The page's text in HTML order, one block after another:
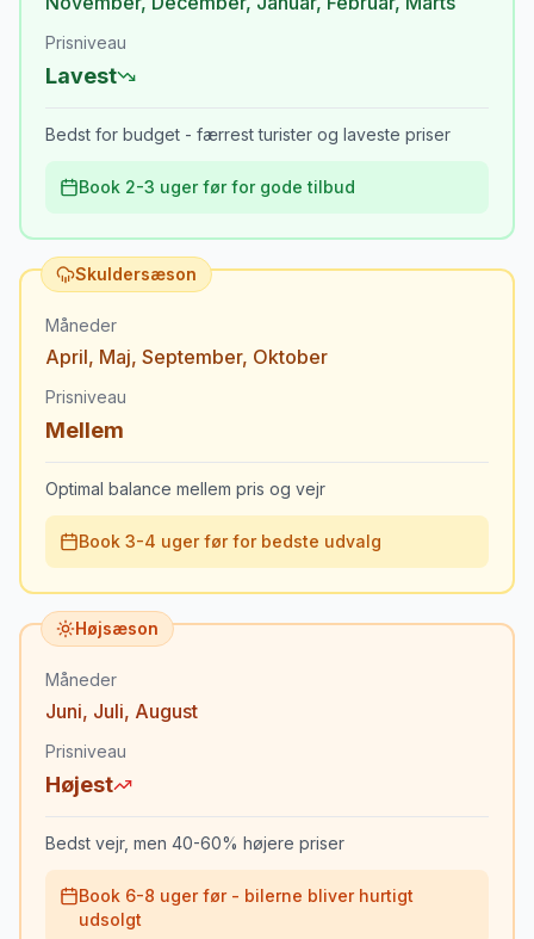
Prisniveau
Lavest
Bedst for budget - færrest turister og laveste priser
Book 2-3 uger før for gode tilbud
Skuldersæson
Måneder
April, Maj, September, Oktober
Prisniveau
Mellem
Optimal balance mellem pris og vejr
Book 3-4 uger før for bedste udvalg
Højsæson
Måneder
Juni, Juli, August
Prisniveau
Højest
Bedst vejr, men 40-60% højere priser
Book 6-8 uger før - bilerne bliver hurtigt
udsolgt